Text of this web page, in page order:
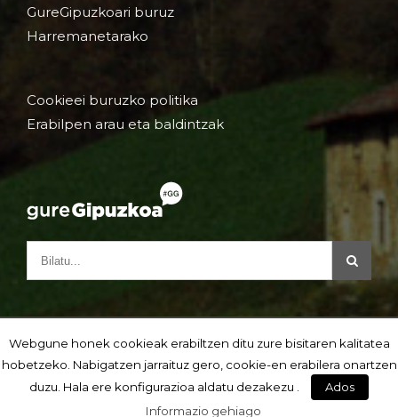
GureGipuzkoari buruz
Harremanetarako
Cookieei buruzko politika
Erabilpen arau eta baldintzak
Webgune honek cookieak erabiltzen ditu zure bisitaren kalitatea
hobetzeko. Nabigatzen jarraituz gero, cookie-en erabilera onartzen
duzu. Hala ere konfigurazioa aldatu dezakezu .
Ados
Informazio gehiago